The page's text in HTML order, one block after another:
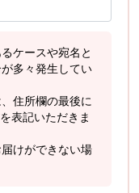
ケースや宛名と
多々発生してい
住所欄の最後に
表記いただきま
けができない場